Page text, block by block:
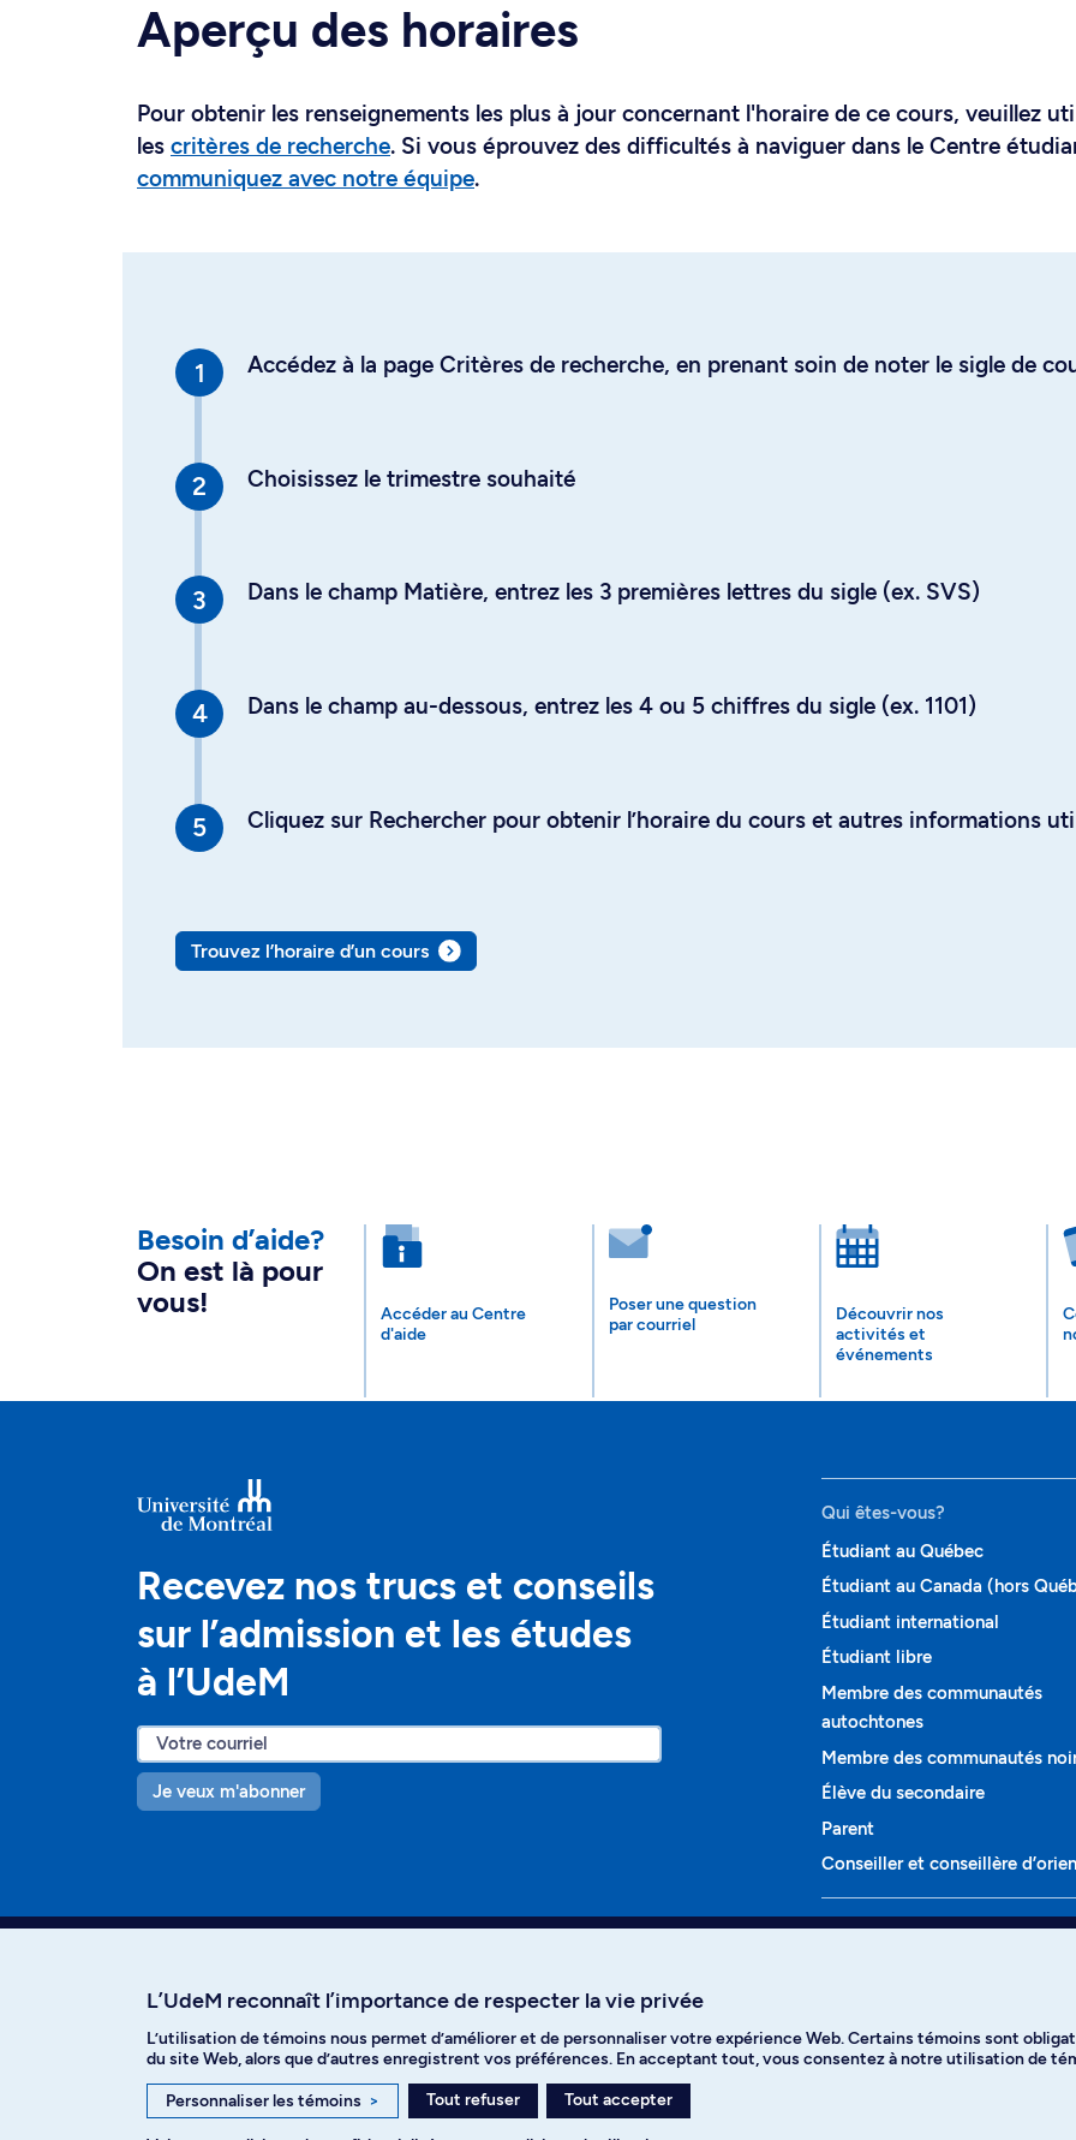
Aperçu des horaires
Pour obtenir les renseignements les plus à jour concernant l'horaire de ce cours, veuillez
les critères de recherche. Si vous éprouvez des difficultés à naviguer dans le Centre
communiquez avec notre équipe.
Accédez à la page Critères de recherche, en prenant soin de noter le sigle de
Choisissez le trimestre souhaité
Dans le champ Matière, entrez les 3 premières lettres du sigle (ex. SVS)
Dans le champ au-dessous, entrez les 4 ou 5 chiffres du sigle (ex. 1101)
Cliquez sur Rechercher pour obtenir l’horaire du cours et autres informations
Trouvez l’horaire d’un cours
Besoin d’aide?
On est là pour
vous!
Accéder au Centre
d'aide
Poser une question
par courriel
Découvrir nos
activités et
événements
Recevez nos trucs et conseils
sur l’admission et les études
à l’UdeM
Je veux m'abonner
Qui êtes-vous?
Étudiant au Québec
Étudiant au Canada (hors
Étudiant international
Étudiant libre
Membre des communautés
autochtones
Membre des communautés
Élève du secondaire
Parent
Conseiller et conseillère
Programmes et cours
Facebook Instagram TikTok YouTube Spotify
L’UdeM reconnaît l’importance de respecter la vie privée
L’utilisation de témoins nous permet d’améliorer et de personnaliser votre expérience Web. Certains témoins sont
du site Web, alors que d’autres enregistrent vos préférences. En acceptant tout, vous consentez à notre utilisation de
Personnaliser les témoins > Tout refuser Tout accepter